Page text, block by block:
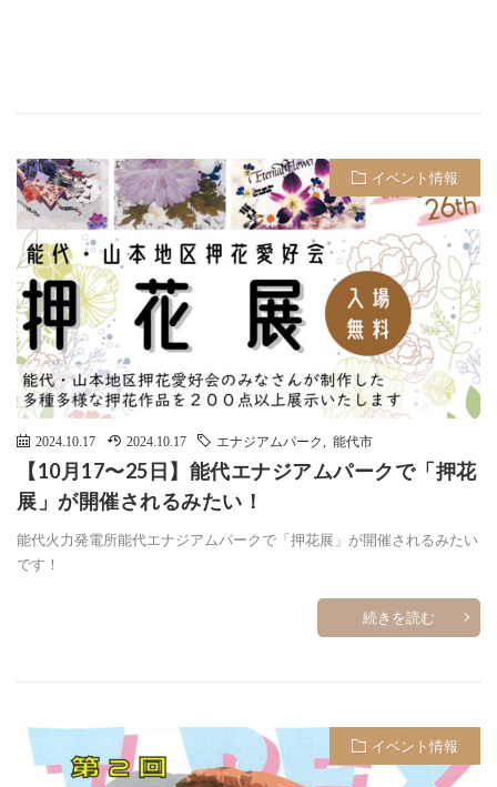
イベント情報
2024.10.17 2024.10.17 エナジアムパーク 能代市
【10月17〜25日】能代エナジアムパークで「押花
展」が開催されるみたい！
能代火力発電所能代エナジアムパークで「押花展」が開催されるみたい
です！
続きを読む
イベント情報